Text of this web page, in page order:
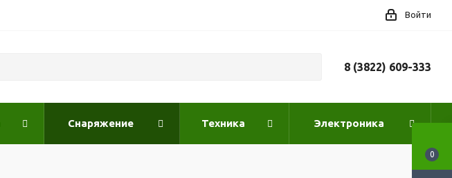
Войти
8 (3822) 609-333
Снаряжение Техника Электроника
0